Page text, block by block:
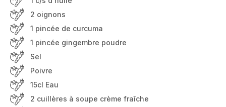
2 oignons
1 pincée de curcuma
1 pincée gingembre poudre
Sel
Poivre
15cl Eau
2 cuillères à soupe crème fraîche